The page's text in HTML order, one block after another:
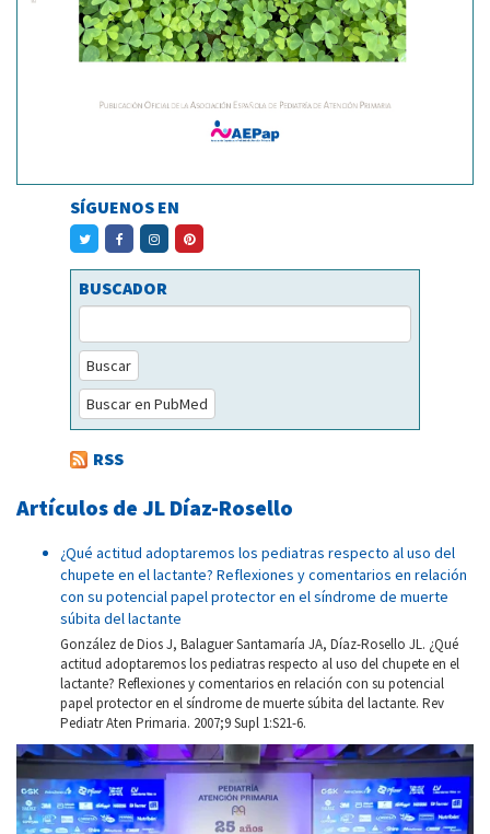
SÍGUENOS EN
BUSCADOR
Buscar
Buscar en PubMed
RSS
Artículos de JL Díaz-Rosello
¿Qué actitud adoptaremos los pediatras respecto al uso del
chupete en el lactante? Reflexiones y comentarios en relación
con su potencial papel protector en el síndrome de muerte
súbita del lactante
González de Dios J, Balaguer Santamaría JA, Díaz-Rosello JL. ¿Qué
actitud adoptaremos los pediatras respecto al uso del chupete en el
lactante? Reflexiones y comentarios en relación con su potencial
papel protector en el síndrome de muerte súbita del lactante. Rev
Pediatr Aten Primaria. 2007;9 Supl 1:S21-6.